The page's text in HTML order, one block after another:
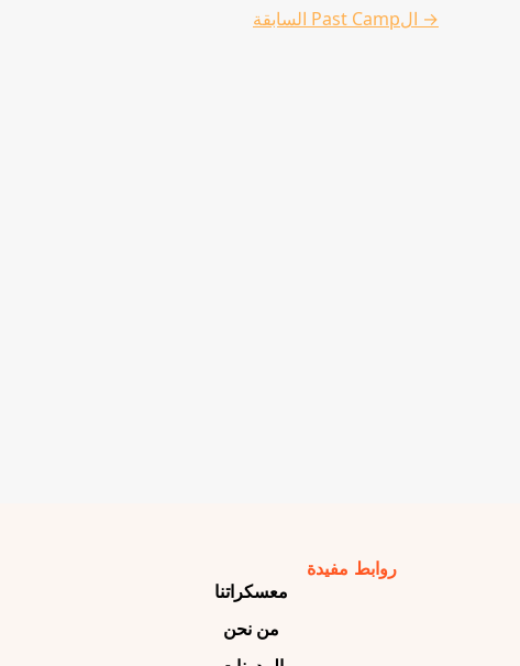
→ الPast Camp السابقة
روابط مفيدة
معسكراتنا
من نحن